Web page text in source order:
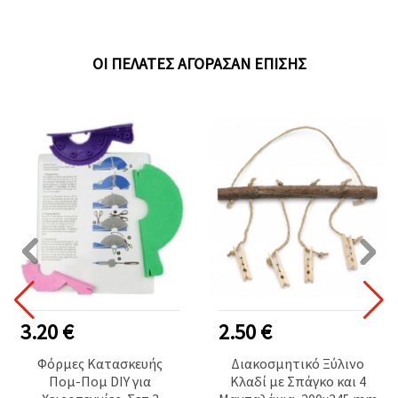
ΟΙ ΠΕΛΆΤΕΣ ΑΓΌΡΑΣΑΝ ΕΠΊΣΗΣ
€
Κατασκευής
Πομ-Πομ DIY για
2.50 €
Διακοσμητικό Ξύλινο
Κλαδί με Σπάγκο και 4